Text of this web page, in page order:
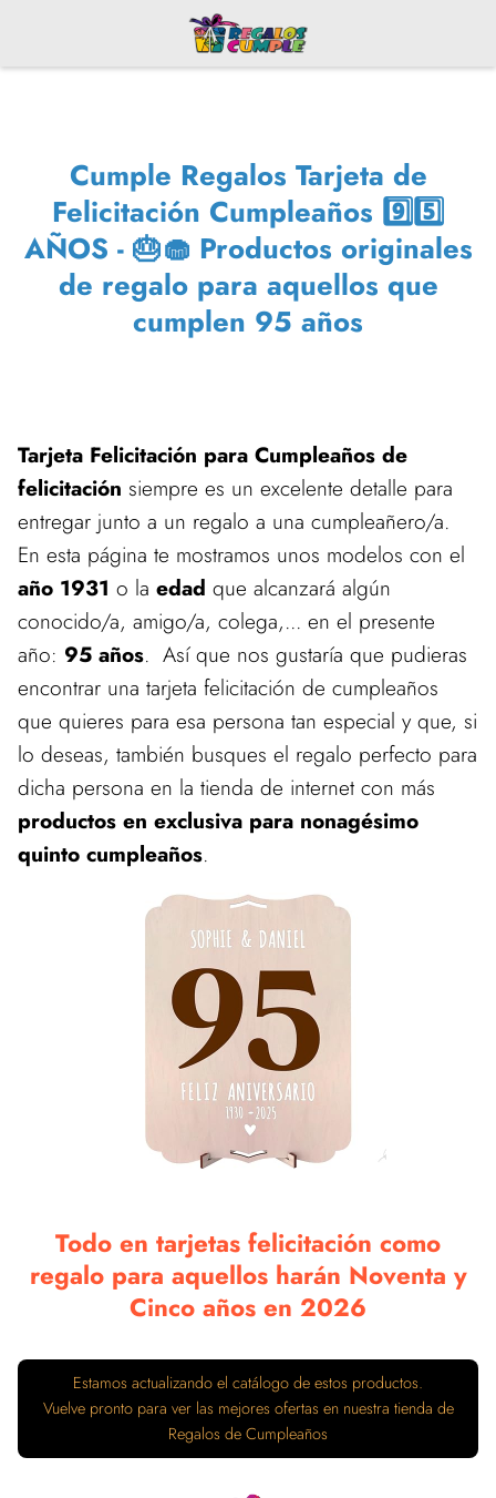
Cumple Regalos Tarjeta de
Felicitación Cumpleaños 9️⃣5️⃣
AÑOS - 🎂🧁 Productos originales
de regalo para aquellos que
cumplen 95 años
Tarjeta Felicitación para Cumpleaños de
felicitación siempre es un excelente detalle para
entregar junto a un regalo a una cumpleañero/a.
En esta página te mostramos unos modelos con el
año 1931 o la edad que alcanzará algún
conocido/a, amigo/a, colega,... en el presente
año: 95 años. Así que nos gustaría que pudieras
encontrar una tarjeta felicitación de cumpleaños
que quieres para esa persona tan especial y que, si
lo deseas, también busques el regalo perfecto para
dicha persona en la tienda de internet con más
productos en exclusiva para nonagésimo
quinto cumpleaños.
Todo en tarjetas felicitación como
regalo para aquellos harán Noventa y
Cinco años en 2026